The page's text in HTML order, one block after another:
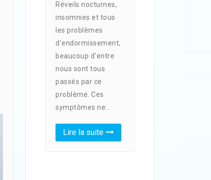
Réveils nocturnes,
insomnies et tous
les problèmes
d'endormissement,
beaucoup d'entre
nous sont tous
passés par ce
problème. Ces
symptômes ne…
Lire la suite